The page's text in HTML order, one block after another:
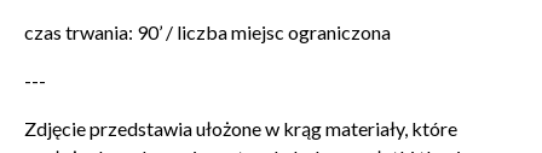
czas trwania: 90’ / liczba miejsc ograniczona
---
Zdjęcie przedstawia ułożone w krąg materiały, które